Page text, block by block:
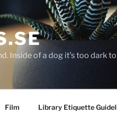
Inside of a dog it's too dark
Film Library Etiquette